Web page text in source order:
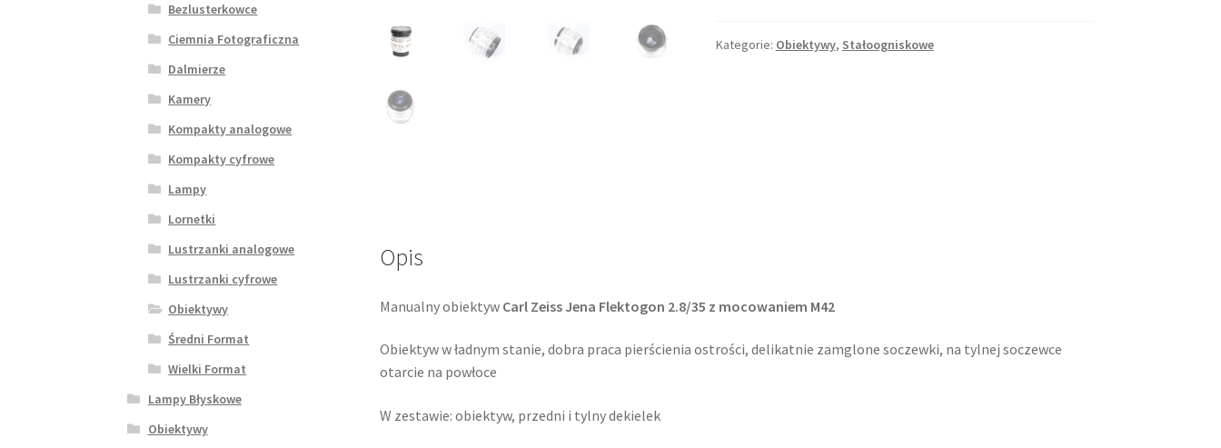
35mm
Kategorie: Obiektywy, Stałoogniskowe
Opis
Manualny obiektyw Carl Zeiss Jena Flektogon 2.8/35 z mocowaniem M42
Obiektyw w ładnym stanie, dobra praca pierścienia ostrości, delikatnie zamglone soczewki, na tylnej soczewce
otarcie na powłoce
W zestawie: obiektyw, przedni i tylny dekielek
Bezlusterkowce
Ciemnia Fotograficzna
Dalmierze
Kamery
Kompakty analogowe
Kompakty cyfrowe
Lampy
Lornetki
Lustrzanki analogowe
Lustrzanki cyfrowe
Obiektywy
Średni Format
Wielki Format
Lampy Błyskowe
Obiektywy